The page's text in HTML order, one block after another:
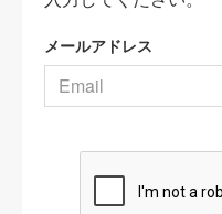
メールアドレス